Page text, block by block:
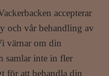
accepterar
och vår behandling av
värnar om din
samlar inte in fler
för att behandla din